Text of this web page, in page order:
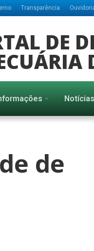
Transparência
DE
Notícias
de